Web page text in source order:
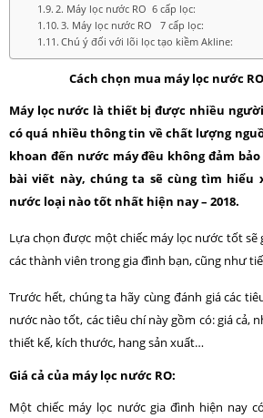
2. Máy lọc nước RO 6 cấp lọc:
3. Máy lọc nước RO 7 cấp lọc:
Chú ý đối với lõi lọc tạo kiềm Akline:
Cách chọn mua máy lọc nước
Máy lọc nước là thiết bị được nhiều
có quá nhiều thông tin về chất lượng
khoan đến nước máy đều không đảm
bài viết này, chúng ta sẽ cùng tìm hiểu
nước loại nào tốt nhất hiện nay – 2018.
Lựa chọn được một chiếc máy lọc nước tốt sẽ
các thành viên trong gia đình bạn, cũng như
Trước hết, chúng ta hãy cùng đánh giá các
nước nào tốt, các tiêu chí này gồm có: giá cả,
thiết kế, kích thước, hang sản xuất…
Giá cả của máy lọc nước RO:
Một chiếc máy lọc nước gia đình hiện nay